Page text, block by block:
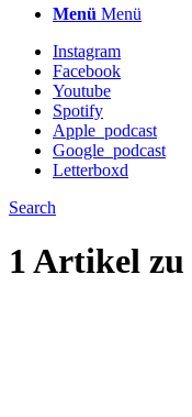
Menü Menü
Instagram
Facebook
Youtube
Spotify
Apple_podcast
Google_podcast
Letterboxd
Search
1 Artikel zu